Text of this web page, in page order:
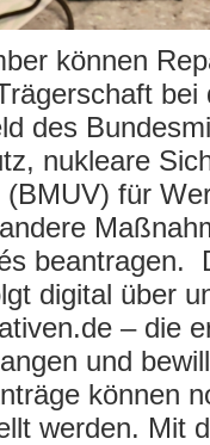
können
des
nukleare
für
beantragen.
digital über
– die
und
können
werden. Mit